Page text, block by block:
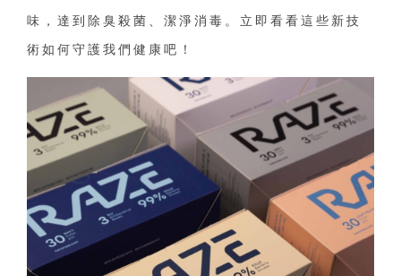
味，達到除臭殺菌、潔淨消毒。立即看看這些新技
術如何守護我們健康吧！